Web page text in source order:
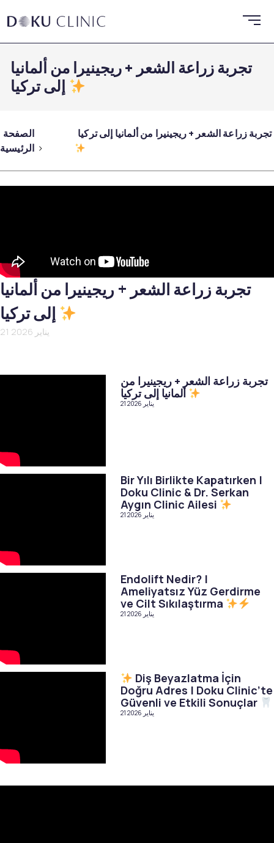
تجربة زراعة الشعر + ريجينيرا من ألمانيا
الصفحة
الرئيسية
تجربة زراعة الشعر + ريجينيرا من ألمانيا إلى تركيا
تجربة زراعة الشعر + ريجينيرا من ألمانيا
21 يناير 2026
تجربة زراعة الشعر + ريجينيرا من
ألمانيا إلى تركيا
21 يناير 2026
Bir Yılı Birlikte Kapatırken |
Doku Clinic & Dr. Serkan
Aygın Clinic Ailesi
21 يناير 2026
Endolift Nedir? |
Ameliyatsız Yüz Gerdirme
ve Cilt Sıkılaştırma
21 يناير 2026
Diş Beyazlatma İçin
Doğru Adres | Doku Clinic’te
Güvenli ve Etkili Sonuçlar
21 يناير 2026